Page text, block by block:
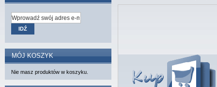
IDŹ
MÓJ KOSZYK
Nie masz produktów w koszyku.